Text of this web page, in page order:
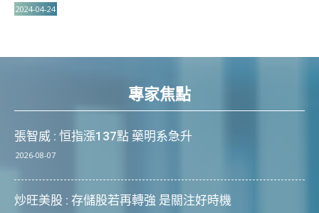
2024-04-24
專家焦點
張智威 : 恒指漲137點 藥明系急升
2026-08-07
炒旺美股 : 存儲股若再轉強 是關注好時機